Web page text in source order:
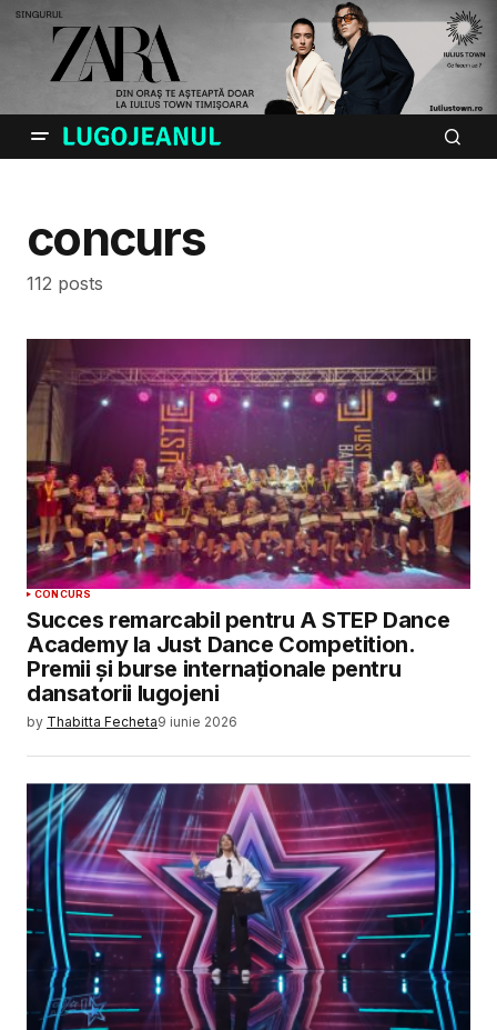
concurs
112 posts
CONCURS
Succes remarcabil pentru A STEP Dance
Academy la Just Dance Competition.
Premii și burse internaționale pentru
dansatorii lugojeni
by Thabitta Fecheta9 iunie 2026